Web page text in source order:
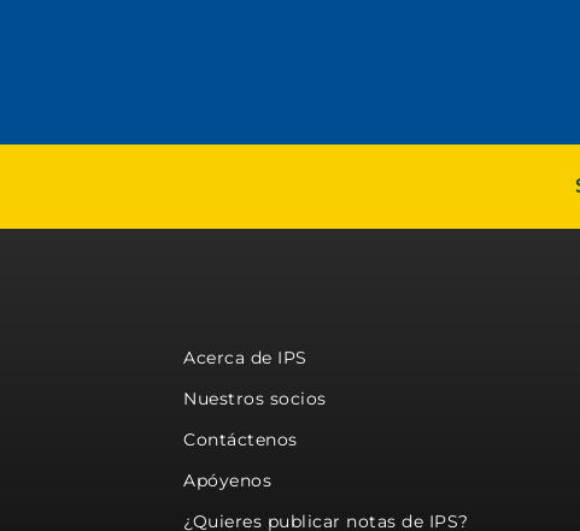
Acerca de IPS
Nuestros socios
Contáctenos
Apóyenos
¿Quieres publicar notas de IPS?